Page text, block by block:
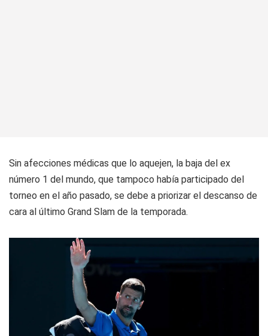
Sin afecciones médicas que lo aquejen, la baja del ex
número 1 del mundo, que tampoco había participado del
torneo en el año pasado, se debe a priorizar el descanso de
cara al último Grand Slam de la temporada.